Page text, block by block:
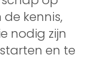
kennis,
nodig zijn
en te